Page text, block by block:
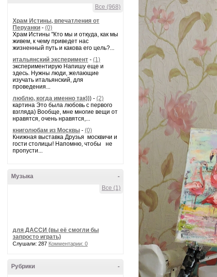
Все (968)
Храм Истины, впечатления от
Перуанки - (0)
Храм Истины "Кто мы и откуда, как мы
живем, к чему приведет нас
жизненный путь и какова его цель?...
итальянский эксперимент - (1)
экспериментирую Напишу еще и
здесь. Нужны люди, желающие
изучать итальянский, для
проведения...
люблю, когда именно так))) - (2)
картина Это была любовь с первого
взгляда) Вообще, мне многие вещи от
нравятся, очень нравятся,...
книголюбам из Москвы - (0)
Книжная выставка Друзья москвичи и
гости столицы! Напомню, чтобы не
пропусти...
-
Музыка
Все (1)
для ДАССИ (вы её смогли бы
запросто играть)
Слушали: 287 Комментарии: 0
-
Рубрики